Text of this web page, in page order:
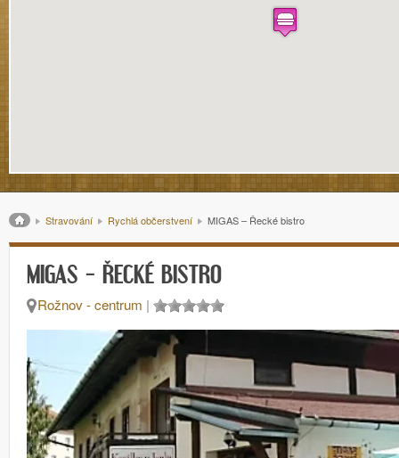
Drobečková navigace
Stravování Rychlá občerstvení MIGAS – Řecké bistro
MIGAS – ŘECKÉ BISTRO
Rožnov - centrum |